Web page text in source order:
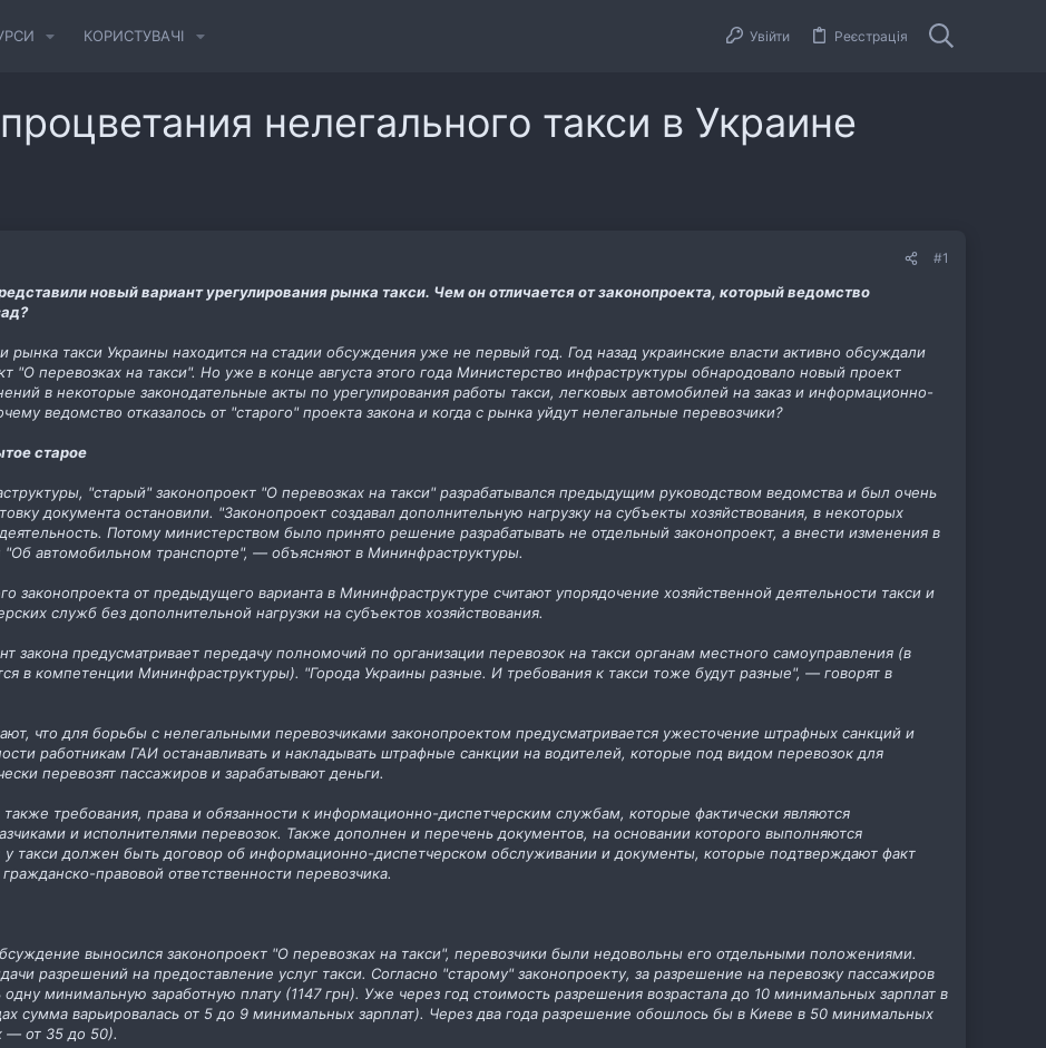
КОРИСТУВАЧІ Увійти Реєстрація
нелегального такси в Украине
#1
новый вариант урегулирования рынка такси. Чем он отличается от законопроекта, который ведомство
рынка такси Украины находится на стадии обсуждения уже не первый год. Год назад украинские власти активно обсуждали
"О перевозках на такси". Но уже в конце августа этого года Министерство инфраструктуры обнародовало новый проект
в некоторые законодательные акты по урегулирования работы такси, легковых автомобилей на заказ и информационно-
ведомство отказалось от "старого" проекта закона и когда с рынка уйдут нелегальные перевозчики?
старое
"старый" законопроект "О перевозках на такси" разрабатывался предыдущим руководством ведомства и был очень
документа остановили. "Законопроект создавал дополнительную нагрузку на субъекты хозяйствования, в некоторых
Потому министерством было принято решение разрабатывать не отдельный законопроект, а внести изменения в
автомобильном транспорте", — объясняют в Мининфраструктуры.
законопроекта от предыдущего варианта в Мининфраструктуре считают упорядочение хозяйственной деятельности такси и
служб без дополнительной нагрузки на субъектов хозяйствования.
закона предусматривает передачу полномочий по организации перевозок на такси органам местного самоуправления (в
в компетенции Мининфраструктуры). "Города Украины разные. И требования к такси тоже будут разные", — говорят в
что для борьбы с нелегальными перевозчиками законопроектом предусматривается ужесточение штрафных санкций и
работникам ГАИ останавливать и накладывать штрафные санкции на водителей, которые под видом перевозок для
перевозят пассажиров и зарабатывают деньги.
требования, права и обязанности к информационно-диспетчерским службам, которые фактически являются
и исполнителями перевозок. Также дополнен и перечень документов, на основании которого выполняются
у такси должен быть договор об информационно-диспетчерском обслуживании и документы, которые подтверждают факт
правовой ответственности перевозчика.
выносился законопроект "О перевозках на такси", перевозчики были недовольны его отдельными положениями.
разрешений на предоставление услуг такси. Согласно "старому" законопроекту, за разрешение на перевозку пассажиров
минимальную заработную плату (1147 грн). Уже через год стоимость разрешения возрастала до 10 минимальных зарплат в
сумма варьировалась от 5 до 9 минимальных зарплат). Через два года разрешение обошлось бы в Киеве в 50 минимальных
— от 35 до 50).